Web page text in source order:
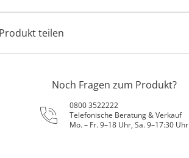
teilen
Noch Fragen zum Produkt?
0800 3522222
Telefonische Beratung & Verkauf
Mo. – Fr. 9–18 Uhr, Sa. 9–17:30 Uhr